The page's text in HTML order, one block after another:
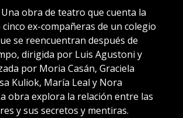
Una obra de teatro que cuenta la
ex-compañeras de un colegio
se reencuentran después de
dirigida por Luis Agustoni y
por Moria Casán, Graciela
Kuliok, María Leal y Nora
obra explora la relación entre las
y sus secretos y mentiras.